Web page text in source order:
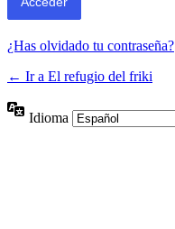
¿Has olvidado tu contraseña?
← Ir a El refugio del friki
Idioma